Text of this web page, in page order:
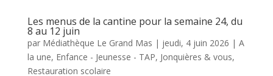
Les menus de la cantine pour la semaine 24, du
8 au 12 juin
par Médiathèque Le Grand Mas | jeudi, 4 juin 2026 | A
la une, Enfance - Jeunesse - TAP, Jonquières & vous,
Restauration scolaire